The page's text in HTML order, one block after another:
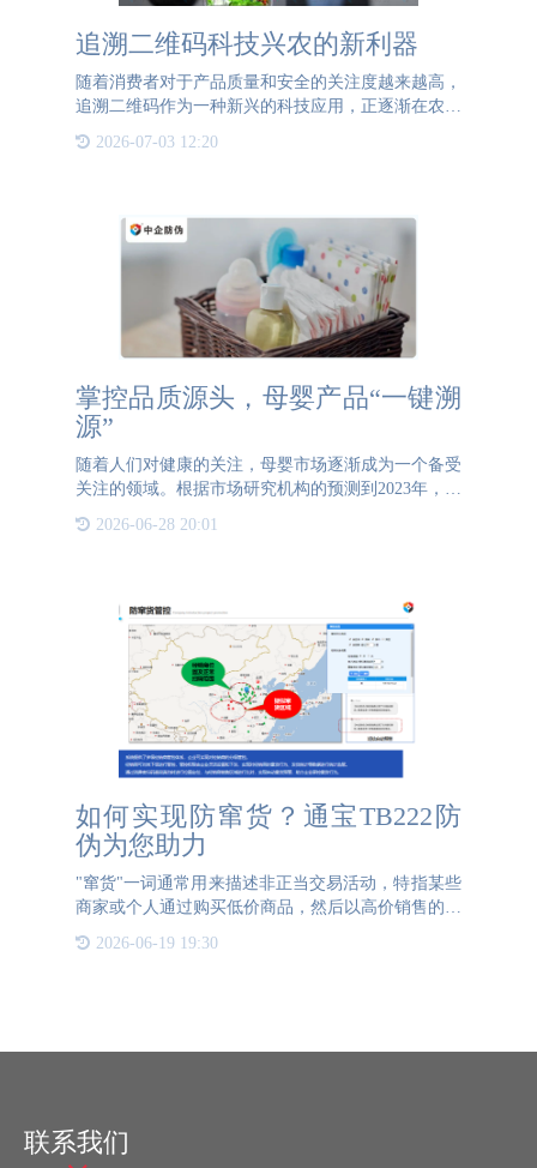
追溯二维码科技兴农的新利器
随着消费者对于产品质量和安全的关注度越来越高，
追溯二维码作为一种新兴的科技应用，正逐渐在农业
码的制作方法以及其在农业中的应用，帮助读者更好
2026-07-03 12:20
掌控品质源头，母婴产品“一键溯
源”
随着人们对健康的关注，母婴市场逐渐成为一个备受
关注的领域。根据市场研究机构的预测到2023年，国
中国母婴营养品市场将迎来新一轮增长，越来越多的
2026-06-28 20:01
如何实现防窜货？通宝TB222防
伪为您助力
"窜货"一词通常用来描述非正当交易活动，特指某些
商家或个人通过购买低价商品，然后以高价销售的行
低价从其他地区购买某商品，然后高价销售到目标市
2026-06-19 19:30
联系我们